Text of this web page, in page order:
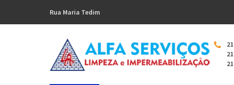
Rua Maria Tedim